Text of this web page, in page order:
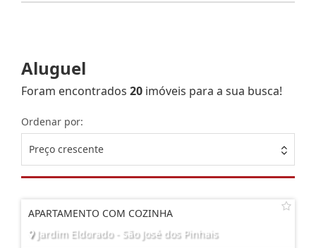
Aluguel
Foram encontrados 20 imóveis para a sua busca!
Ordenar por:
Preço crescente
APARTAMENTO COM COZINHA
Jardim Eldorado - São José dos Pinhais